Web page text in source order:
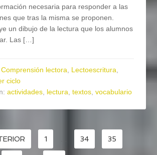
necesaria para responder a las
que tras la misma se proponen.
un dibujo de la lectura que los alumnos
Las […]
Comprensión lectora Lectoescritura
ciclo
actividades lectura ,textos ,vocabulario
1 34 35